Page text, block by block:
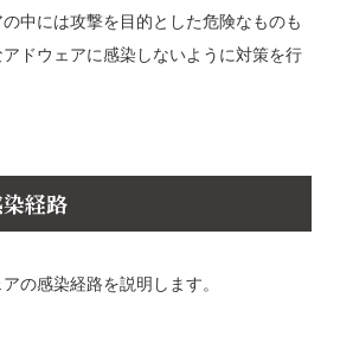
中には攻撃を目的とした危険なものも
ドウェアに感染しないように対策を行
経路
の感染経路を説明します。